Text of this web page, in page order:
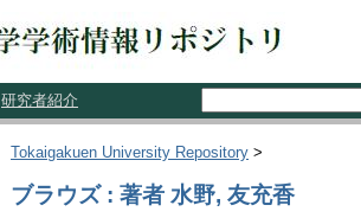
研究者紹介
Tokaigakuen University Repository >
ブラウズ : 著者 水野, 友充香